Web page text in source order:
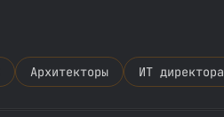
Архитекторы ИТ директора